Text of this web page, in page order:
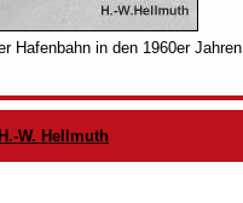
Hafenbahn in den 1960er Jahren
W. Hellmuth